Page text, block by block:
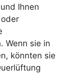
Ihnen
Wenn sie in
könnten sie